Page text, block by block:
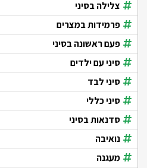
צלילה בסיני
פרמידות במצרים
פעם ראשונה בסיני
סיני עם ילדים
סיני לבד
סיני כללי
סדנאות בסיני
נואיבה
מעגנה